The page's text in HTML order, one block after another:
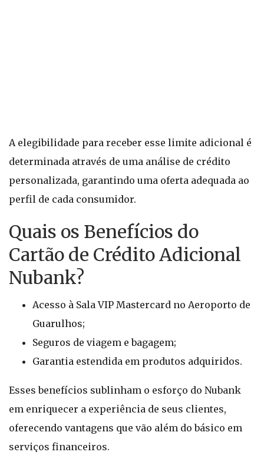
A elegibilidade para receber esse limite adicional é
determinada através de uma análise de crédito
personalizada, garantindo uma oferta adequada ao
perfil de cada consumidor.
Quais os Benefícios do
Cartão de Crédito Adicional
Nubank?
Acesso à Sala VIP Mastercard no Aeroporto de
Guarulhos;
Seguros de viagem e bagagem;
Garantia estendida em produtos adquiridos.
Esses benefícios sublinham o esforço do Nubank
em enriquecer a experiência de seus clientes,
oferecendo vantagens que vão além do básico em
serviços financeiros.